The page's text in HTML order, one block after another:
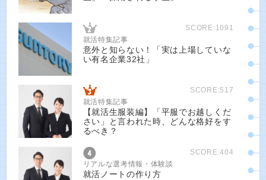
SCORE:1091
就活特集記事
意外と知らない！「実は上場していな
い有名企業32社」
SCORE:517
就活特集記事
【就活生服装編】「平服でお越しくだ
さい」と言われた時、どんな格好をす
るべき？
SCORE:404
リアルな選考情報・体験談
就活ノートの作り方